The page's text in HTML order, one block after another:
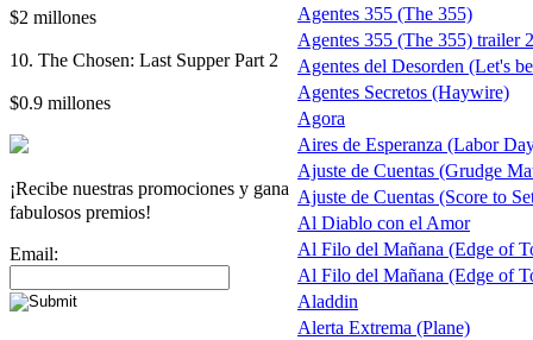
$2 millones
10. The Chosen: Last Supper Part 2
$0.9 millones
¡Recibe nuestras promociones y gana
fabulosos premios!
Email:
Agentes 355 (The 355)
Agentes 355 (The 355) trailer 2
Agentes del Desorden (Let's
Agentes Secretos (Haywire)
Agora
Aires de Esperanza (Labor
Ajuste de Cuentas (Grudge
Ajuste de Cuentas (Score to
Al Diablo con el Amor
Al Filo del Mañana (Edge of
Al Filo del Mañana (Edge of
Aladdin
Alerta Extrema (Plane)